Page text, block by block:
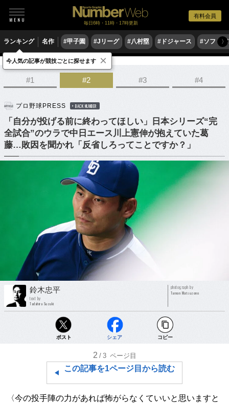
有料会員
毎日6時・11時・17時更新
ランキング 名作 #甲子園 #Jリーグ #八村塁 #ドジャース #ソフト〉
野球 プロ野球
#1 #2 #3 #4
プロ野球PRESS BACK NUMBER
「自分が投げる前に終わってほしい」日本シリーズ“完
全試合”のウラで中日エース川上憲伸が抱えていた葛
藤…敗因を聞かれ「反省しろってことですか？」
鈴木忠平
text by
Tadahira Suzuki
photograph by
Tamon Matsuzono
ポスト シェア コピー
2 /3 ページ目
この記事を1ページ目から読む
〈今の投手陣の力があれば怖がらなくていいと思いますと
今人気の記事が競技ごとに探せます ×